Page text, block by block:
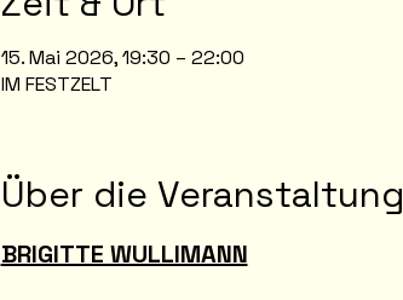
15. Mai 2026, 19:30 – 22:00
IM FESTZELT
Über die Veranstaltung
BRIGITTE WULLIMANN